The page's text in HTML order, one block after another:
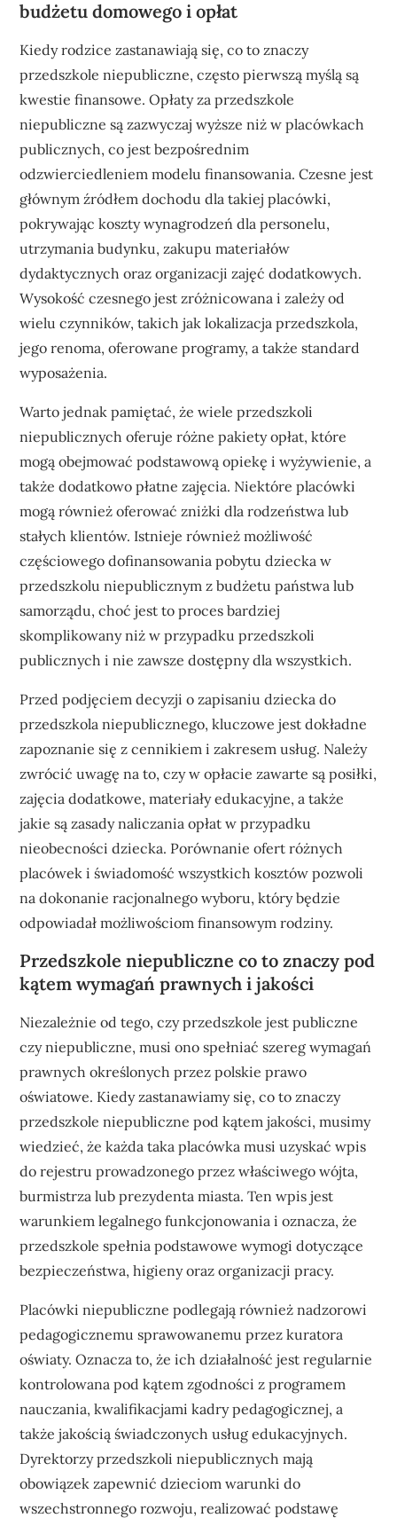
budżetu domowego i opłat
Kiedy rodzice zastanawiają się, co to znaczy
przedszkole niepubliczne, często pierwszą myślą są
kwestie finansowe. Opłaty za przedszkole
niepubliczne są zazwyczaj wyższe niż w placówkach
publicznych, co jest bezpośrednim
odzwierciedleniem modelu finansowania. Czesne jest
głównym źródłem dochodu dla takiej placówki,
pokrywając koszty wynagrodzeń dla personelu,
utrzymania budynku, zakupu materiałów
dydaktycznych oraz organizacji zajęć dodatkowych.
Wysokość czesnego jest zróżnicowana i zależy od
wielu czynników, takich jak lokalizacja przedszkola,
jego renoma, oferowane programy, a także standard
wyposażenia.
Warto jednak pamiętać, że wiele przedszkoli
niepublicznych oferuje różne pakiety opłat, które
mogą obejmować podstawową opiekę i wyżywienie, a
także dodatkowo płatne zajęcia. Niektóre placówki
mogą również oferować zniżki dla rodzeństwa lub
stałych klientów. Istnieje również możliwość
częściowego dofinansowania pobytu dziecka w
przedszkolu niepublicznym z budżetu państwa lub
samorządu, choć jest to proces bardziej
skomplikowany niż w przypadku przedszkoli
publicznych i nie zawsze dostępny dla wszystkich.
Przed podjęciem decyzji o zapisaniu dziecka do
przedszkola niepublicznego, kluczowe jest dokładne
zapoznanie się z cennikiem i zakresem usług. Należy
zwrócić uwagę na to, czy w opłacie zawarte są posiłki,
zajęcia dodatkowe, materiały edukacyjne, a także
jakie są zasady naliczania opłat w przypadku
nieobecności dziecka. Porównanie ofert różnych
placówek i świadomość wszystkich kosztów pozwoli
na dokonanie racjonalnego wyboru, który będzie
odpowiadał możliwościom finansowym rodziny.
Przedszkole niepubliczne co to znaczy pod
kątem wymagań prawnych i jakości
Niezależnie od tego, czy przedszkole jest publiczne
czy niepubliczne, musi ono spełniać szereg wymagań
prawnych określonych przez polskie prawo
oświatowe. Kiedy zastanawiamy się, co to znaczy
przedszkole niepubliczne pod kątem jakości, musimy
wiedzieć, że każda taka placówka musi uzyskać wpis
do rejestru prowadzonego przez właściwego wójta,
burmistrza lub prezydenta miasta. Ten wpis jest
warunkiem legalnego funkcjonowania i oznacza, że
przedszkole spełnia podstawowe wymogi dotyczące
bezpieczeństwa, higieny oraz organizacji pracy.
Placówki niepubliczne podlegają również nadzorowi
pedagogicznemu sprawowanemu przez kuratora
oświaty. Oznacza to, że ich działalność jest regularnie
kontrolowana pod kątem zgodności z programem
nauczania, kwalifikacjami kadry pedagogicznej, a
także jakością świadczonych usług edukacyjnych.
Dyrektorzy przedszkoli niepublicznych mają
obowiązek zapewnić dzieciom warunki do
wszechstronnego rozwoju, realizować podstawę